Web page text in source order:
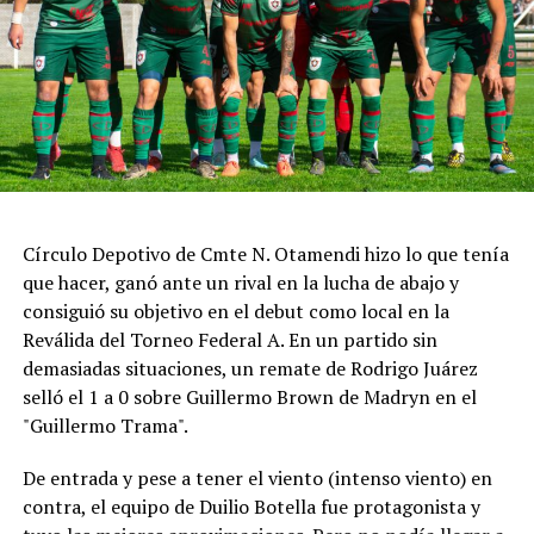
La primera parte de la carrera estuvo marcada por un
choque que involucró al piloto de Corsi Sport; aunque
pudo salir por sus propios medios, se lo vio muy dolorido
después del impacto. Tras el relanzamiento, Marcelo
Ciarrocchi se adueñó de la punta, seguido por Ponce de
León y Morillo. A quince minutos del final, Ciarrocchi
autor de la pole position, marchaba sexto y Matías Rossi
séptimo.
Poco después los comisarios deportivos abrieron una
investigación por un posible arranque en falso de
Ciarrocchi y finalmente le aplicaron una penalización de
pase y siga por boxes.
La sanción cambió el desarrollo de la final: cuando
Ciarrocchi ingresó a cumplirla, Ponce de León heredó la
Círculo Depotivo de Cmte N. Otamendi hizo lo que tenía
que hacer, ganó ante un rival en la lucha de abajo y
consiguió su objetivo en el debut como local en la
Reválida del Torneo Federal A. En un partido sin
demasiadas situaciones, un remate de Rodrigo Juárez
selló el 1 a 0 sobre Guillermo Brown de Madryn en el
"Guillermo Trama".
De entrada y pese a tener el viento (intenso viento) en
contra, el equipo de Duilio Botella fue protagonista y